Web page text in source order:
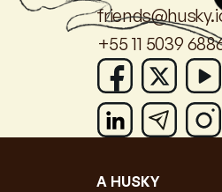
+55 11 5039
A HUSKY